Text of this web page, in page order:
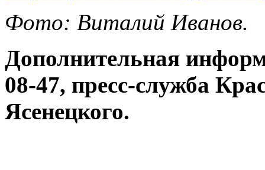
Фото: Виталий Иванов.
Дополнительная
08-47, пресс-служба
Ясенецкого.